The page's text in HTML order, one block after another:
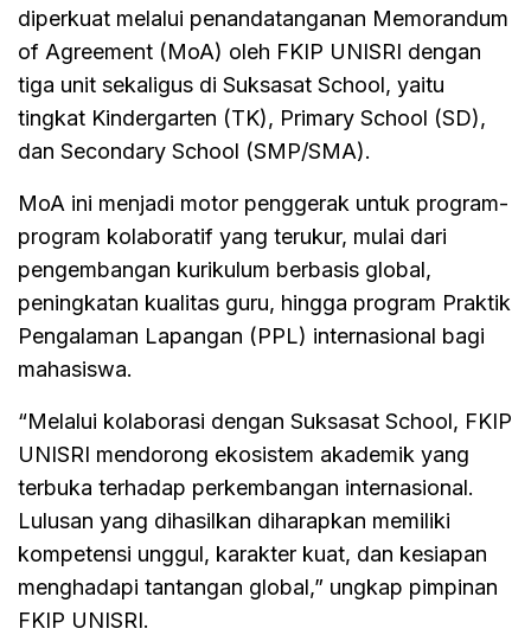
diperkuat melalui penandatanganan Memorandum
of Agreement (MoA) oleh FKIP UNISRI dengan
tiga unit sekaligus di Suksasat School, yaitu
tingkat Kindergarten (TK), Primary School (SD),
dan Secondary School (SMP/SMA).
MoA ini menjadi motor penggerak untuk program-
program kolaboratif yang terukur, mulai dari
pengembangan kurikulum berbasis global,
peningkatan kualitas guru, hingga program Praktik
Pengalaman Lapangan (PPL) internasional bagi
mahasiswa.
“Melalui kolaborasi dengan Suksasat School, FKIP
UNISRI mendorong ekosistem akademik yang
terbuka terhadap perkembangan internasional.
Lulusan yang dihasilkan diharapkan memiliki
kompetensi unggul, karakter kuat, dan kesiapan
menghadapi tantangan global,” ungkap pimpinan
FKIP UNISRI.